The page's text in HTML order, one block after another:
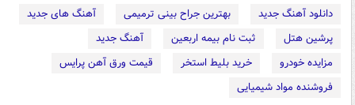
دانلود آهنگ جدید
بهترین جراح بینی ترمیمی
آهنگ های جدید
پرشین هتل
ثبت نام بیمه اربعین
آهنگ جدید
مزایده خودرو
خرید بلیط استخر
قیمت ورق آهن پرایس
فروشنده مواد شیمیایی